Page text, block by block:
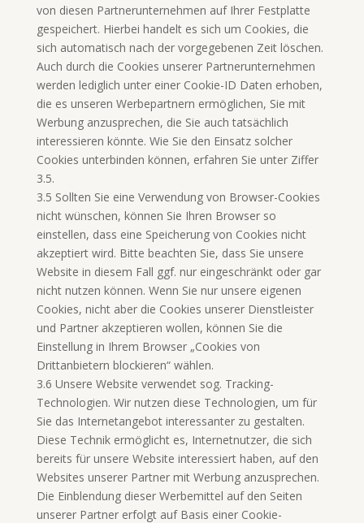
von diesen Partnerunternehmen auf Ihrer Festplatte
gespeichert. Hierbei handelt es sich um Cookies, die
sich automatisch nach der vorgegebenen Zeit löschen.
Auch durch die Cookies unserer Partnerunternehmen
werden lediglich unter einer Cookie-ID Daten erhoben,
die es unseren Werbepartnern ermöglichen, Sie mit
Werbung anzusprechen, die Sie auch tatsächlich
interessieren könnte. Wie Sie den Einsatz solcher
Cookies unterbinden können, erfahren Sie unter Ziffer
3.5.
3.5 Sollten Sie eine Verwendung von Browser-Cookies
nicht wünschen, können Sie Ihren Browser so
einstellen, dass eine Speicherung von Cookies nicht
akzeptiert wird. Bitte beachten Sie, dass Sie unsere
Website in diesem Fall ggf. nur eingeschränkt oder gar
nicht nutzen können. Wenn Sie nur unsere eigenen
Cookies, nicht aber die Cookies unserer Dienstleister
und Partner akzeptieren wollen, können Sie die
Einstellung in Ihrem Browser „Cookies von
Drittanbietern blockieren“ wählen.
3.6 Unsere Website verwendet sog. Tracking-
Technologien. Wir nutzen diese Technologien, um für
Sie das Internetangebot interessanter zu gestalten.
Diese Technik ermöglicht es, Internetnutzer, die sich
bereits für unsere Website interessiert haben, auf den
Websites unserer Partner mit Werbung anzusprechen.
Die Einblendung dieser Werbemittel auf den Seiten
unserer Partner erfolgt auf Basis einer Cookie-